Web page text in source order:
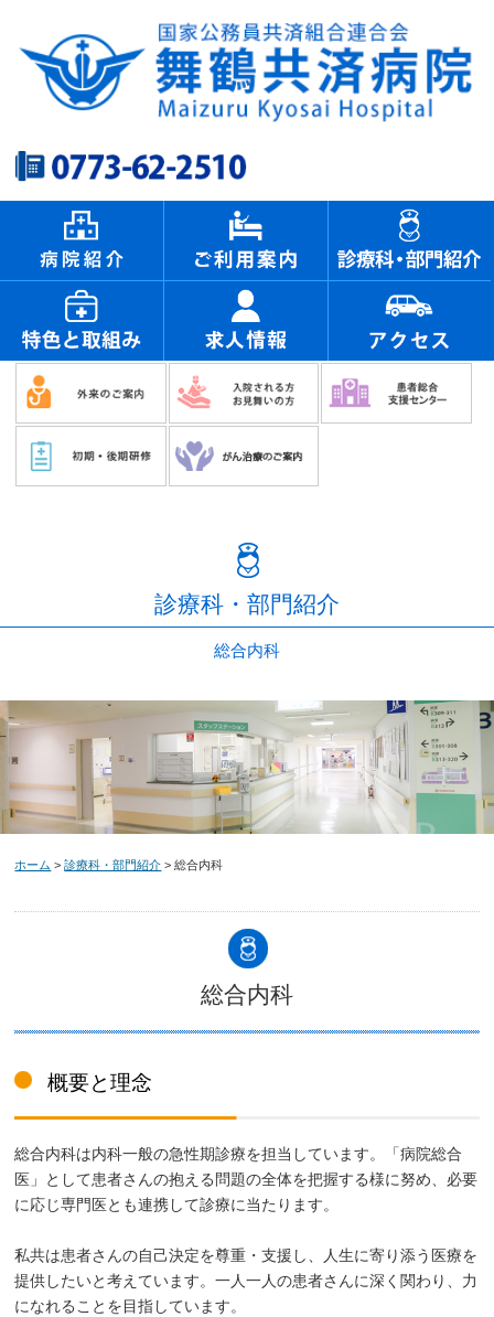
診療科・部門紹介
総合内科
ホーム >診療科・部門紹介 > 総合内科
総合内科
概要と理念
総合内科は内科一般の急性期診療を担当しています。「病院総合
医」として患者さんの抱える問題の全体を把握する様に努め、必要
に応じ専門医とも連携して診療に当たります。
私共は患者さんの自己決定を尊重・支援し、人生に寄り添う医療を
提供したいと考えています。一人一人の患者さんに深く関わり、力
になれることを目指しています。